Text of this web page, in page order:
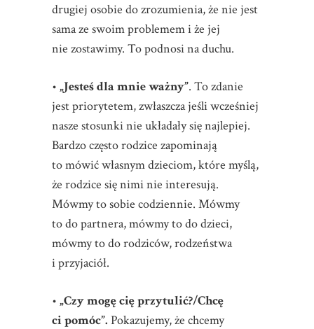
drugiej osobie do zrozumienia, że nie jest
sama ze swoim problemem i że jej
nie zostawimy. To podnosi na duchu.
• „Jesteś dla mnie ważny”. To zdanie
jest priorytetem, zwłaszcza jeśli wcześniej
nasze stosunki nie układały się najlepiej.
Bardzo często rodzice zapominają
to mówić własnym dzieciom, które myślą,
że rodzice się nimi nie interesują.
Mówmy to sobie codziennie. Mówmy
to do partnera, mówmy to do dzieci,
mówmy to do rodziców, rodzeństwa
i przyjaciół.
• „Czy mogę cię przytulić?/Chcę
ci pomóc”. Pokazujemy, że chcemy